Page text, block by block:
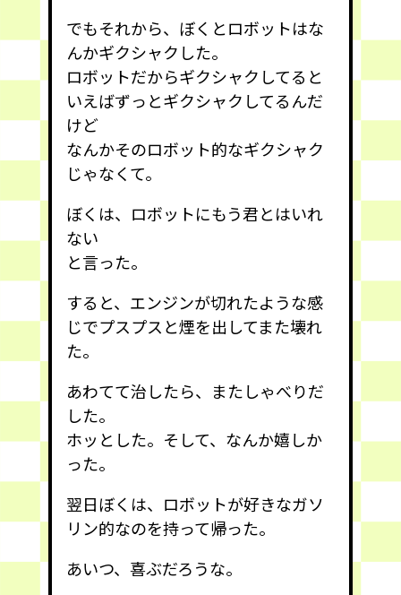
でもそれから、ぼくとロボットはな
んかギクシャクした。
ロボットだからギクシャクしてると
いえばずっとギクシャクしてるんだ
けど
なんかそのロボット的なギクシャク
じゃなくて。
ぼくは、ロボットにもう君とはいれ
ない
と言った。
すると、エンジンが切れたような感
じでプスプスと煙を出してまた壊れ
た。
あわてて治したら、またしゃべりだ
した。
ホッとした。そして、なんか嬉しか
った。
翌日ぼくは、ロボットが好きなガソ
リン的なのを持って帰った。
あいつ、喜ぶだろうな。